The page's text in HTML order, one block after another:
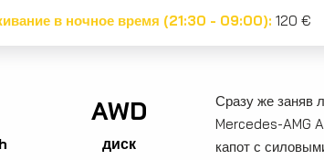
в ночное время (21:30 - 09:00): 120 €
AWD
диск
Сразу же заняв
Mercedes-AMG
капот с